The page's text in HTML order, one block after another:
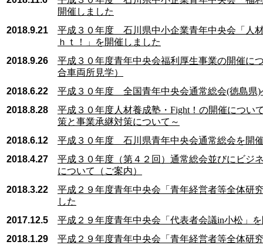
開催しました
2018.9.21
平成３０年度 石川県中小企業青年中央会「人
ｈｔ！」を開催しました
2018.9.26
平成３０年度青年中央会福利厚生事業の開催に
合車両所見学）
2018.6.22
平成３０年度 全国青年中央会通常総会(徳島県)
2018.8.28
平成３０年度人材養成塾・Fight！の開催につい
策と事業承継対策について～
2018.6.12
平成３０年度 石川県青年中央会通常総会を開
2018.4.27
平成３０年度（第４２回）通常総会並びにビジ
について（ご案内）
2018.3.22
平成２９年度青年中央会「青年経営者等全体研
した
2017.12.5
平成２９年度青年中央会「代表者会議in小松」
2018.1.29
平成２９年度青年中央会「青年経営者等全体研